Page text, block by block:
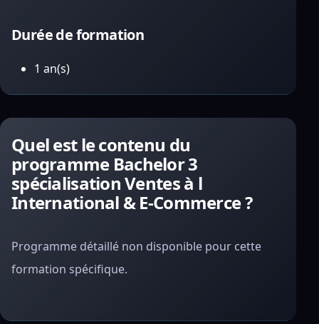
Durée de formation
1 an(s)
Quel est le contenu du
programme Bachelor 3
spécialisation Ventes à l
International & E-Commerce ?
Programme détaillé non disponible pour cette
formation spécifique.